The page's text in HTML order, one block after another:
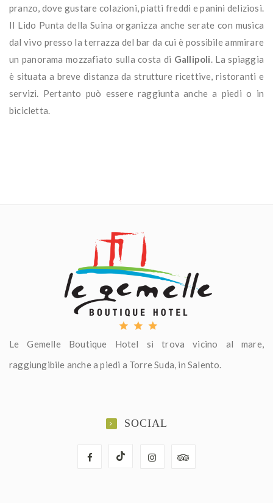
pranzo, dove gustare colazioni, piatti freddi e panini deliziosi.
Il Lido Punta della Suina organizza anche serate con musica
dal vivo presso la terrazza del bar da cui è possibile ammirare
un panorama mozzafiato sulla costa di Gallipoli. La spiaggia
è situata a breve distanza da strutture ricettive, ristoranti e
servizi. Pertanto può essere raggiunta anche a piedi o in
bicicletta.
Le Gemelle Boutique Hotel si trova vicino al mare,
raggiungibile anche a piedi a Torre Suda, in Salento.
SOCIAL